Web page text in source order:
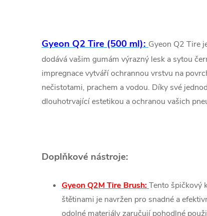
Gyeon Q2 Tire (500 ml): Gyeon Q2 Tire
dodává vašim gumám výrazný lesk a sytou
impregnace vytváří ochrannou vrstvu na
nečistotami, prachem a vodou. Díky své
dlouhotrvající estetikou a ochranou vašich
Doplňkové nástroje:
Gyeon Q2M Tire Brush:Tento špičkový
štětinami je navržen pro snadné a
odolné materiály zaručují pohodlné